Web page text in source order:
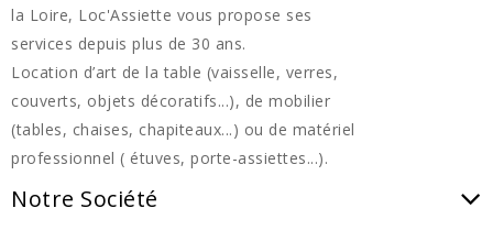
la Loire, Loc'Assiette vous propose ses
services depuis plus de 30 ans.
Location d’art de la table (vaisselle, verres,
couverts, objets décoratifs...), de mobilier
(tables, chaises, chapiteaux...) ou de matériel
professionnel ( étuves, porte-assiettes...).
Notre Société